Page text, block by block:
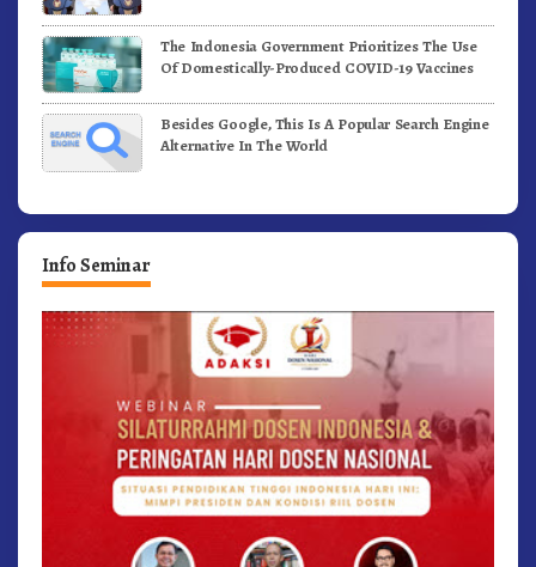
The Indonesia Government Prioritizes The Use
Of Domestically-Produced COVID-19 Vaccines
Besides Google, This Is A Popular Search Engine
Alternative In The World
Info Seminar